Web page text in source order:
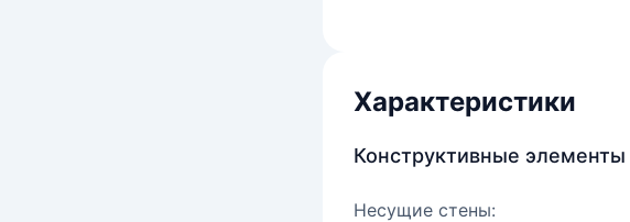
Характеристики
Конструктивные элементы
Несущие стены: